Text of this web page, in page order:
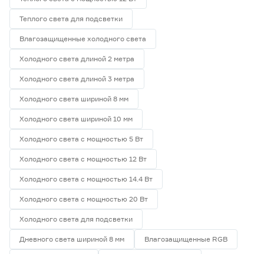
Теплого света для подсветки
Влагозащищенные холодного света
Холодного света длиной 2 метра
Холодного света длиной 3 метра
Холодного света шириной 8 мм
Холодного света шириной 10 мм
Холодного света с мощностью 5 Вт
Холодного света с мощностью 12 Вт
Холодного света с мощностью 14.4 Вт
Холодного света с мощностью 20 Вт
Холодного света для подсветки
Дневного света шириной 8 мм Влагозащищенные RGB